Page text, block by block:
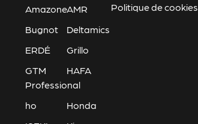
AmazoneAMR
Bugnot
Deltamics
ERDÉ
Grillo
GTM
Professional
HAFA
ho
Honda
Politique de cookies